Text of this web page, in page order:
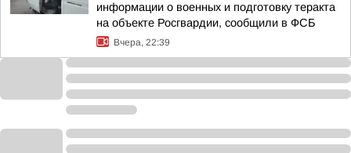
информации о военных и подготовку теракта
на объекте Росгвардии, сообщили в ФСБ
Вчера, 22:39